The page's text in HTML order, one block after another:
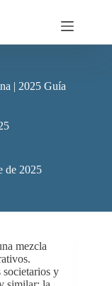
| 2025 Guía
de 2025
mezcla
societarios y